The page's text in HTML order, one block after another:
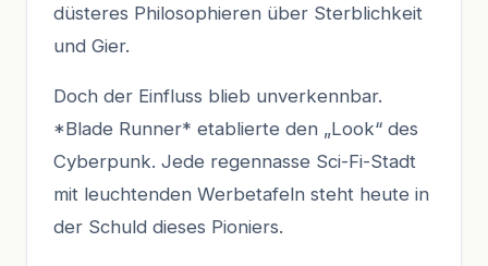
düsteres Philosophieren über Sterblichkeit
und Gier.
Doch der Einfluss blieb unverkennbar.
*Blade Runner* etablierte den „Look“ des
Cyberpunk. Jede regennasse Sci-Fi-Stadt
mit leuchtenden Werbetafeln steht heute in
der Schuld dieses Pioniers.